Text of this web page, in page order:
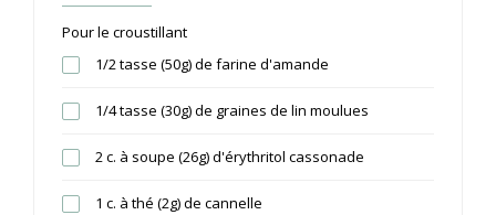
Pour le croustillant
1/2 tasse (50g) de farine d'amande
1/4 tasse (30g) de graines de lin moulues
2 c. à soupe (26g) d'érythritol cassonade
1 c. à thé (2g) de cannelle